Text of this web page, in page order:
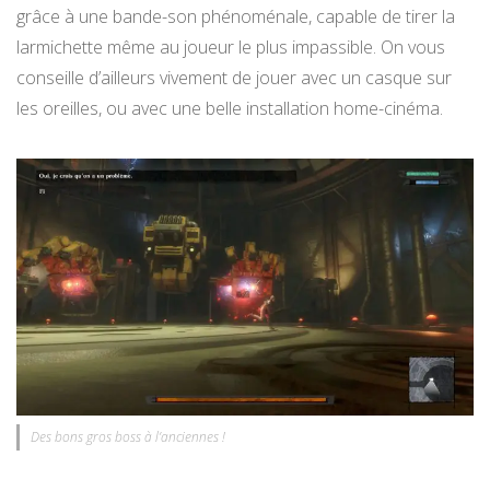
grâce à une bande-son phénoménale, capable de tirer la
larmichette même au joueur le plus impassible. On vous
conseille d’ailleurs vivement de jouer avec un casque sur
les oreilles, ou avec une belle installation home-cinéma.
Des bons gros boss à l’anciennes !